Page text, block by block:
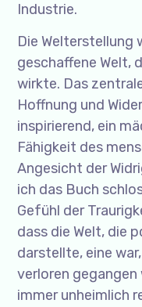
Industrie.
Die Welterstellung
geschaffene Welt,
wirkte. Das
Hoffnung und
inspirierend, ein
Fähigkeit des
Angesicht der
ich das Buch
Gefühl der
dass die Welt, die
darstellte, eine
verloren gegangen
immer unheimlich